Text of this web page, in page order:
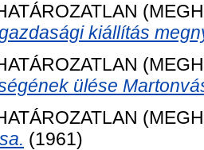
kiállítás
ülése
(1961)